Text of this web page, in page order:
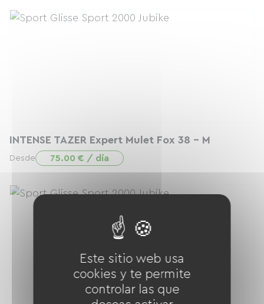
INTENSE TAZER Expert Mulet Fox 38 - M
Desde 75.00 € / día
Este sitio web usa
cookies y te permite
controlar las que